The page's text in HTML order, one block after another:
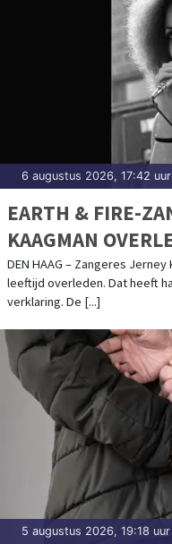
6 augustus 2026, 17:42 uur
EARTH & FIRE-
KAAGMAN
LEEFTIJD
DEN HAAG – Zangeres
leeftijd overleden. Dat heeft
verklaring. De [...]
5 augustus 2026, 19:18 uur